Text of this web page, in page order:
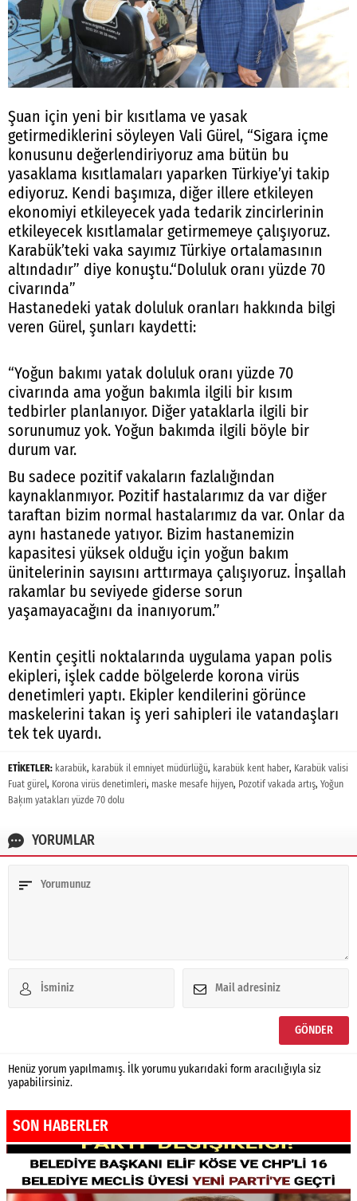
Şuan için yeni bir kısıtlama ve yasak
getirmediklerini söyleyen Vali Gürel, “Sigara içme
konusunu değerlendiriyoruz ama bütün bu
yasaklama kısıtlamaları yaparken Türkiye’yi takip
ediyoruz. Kendi başımıza, diğer illere etkileyen
ekonomiyi etkileyecek yada tedarik zincirlerinin
etkileyecek kısıtlamalar getirmemeye çalışıyoruz.
Karabük’teki vaka sayımız Türkiye ortalamasının
altındadır” diye konuştu.“Doluluk oranı yüzde 70
civarında”
Hastanedeki yatak doluluk oranları hakkında bilgi
veren Gürel, şunları kaydetti:
“Yoğun bakımı yatak doluluk oranı yüzde 70
civarında ama yoğun bakımla ilgili bir kısım
tedbirler planlanıyor. Diğer yataklarla ilgili bir
sorunumuz yok. Yoğun bakımda ilgili böyle bir
durum var.
Bu sadece pozitif vakaların fazlalığından
kaynaklanmıyor. Pozitif hastalarımız da var diğer
taraftan bizim normal hastalarımız da var. Onlar da
aynı hastanede yatıyor. Bizim hastanemizin
kapasitesi yüksek olduğu için yoğun bakım
ünitelerinin sayısını arttırmaya çalışıyoruz. İnşallah
rakamlar bu seviyede giderse sorun
yaşamayacağını da inanıyorum.”
Kentin çeşitli noktalarında uygulama yapan polis
ekipleri, işlek cadde bölgelerde korona virüs
denetimleri yaptı. Ekipler kendilerini görünce
maskelerini takan iş yeri sahipleri ile vatandaşları
tek tek uyardı.
ETİKETLER: karabük, karabük il emniyet müdürlüğü, karabük kent haber, Karabük valisi
Fuat gürel, Korona virüs denetimleri, maske mesafe hijyen, Pozotif vakada artış, Yoğun
Baķım yatakları yüzde 70 dolu
YORUMLAR
Henüz yorum yapılmamış. İlk yorumu yukarıdaki form aracılığıyla siz
yapabilirsiniz.
SON HABERLER